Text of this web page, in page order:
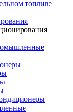
топливе